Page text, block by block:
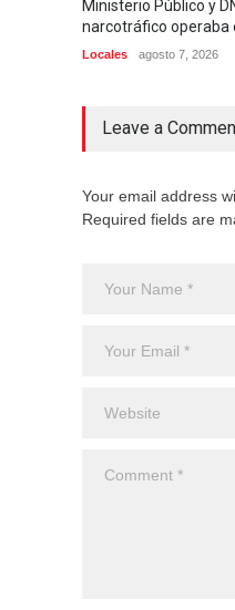
Ministerio Público y
narcotráfico operaba
Locales agosto 7, 2026
Leave a
Your email address
Required fields are